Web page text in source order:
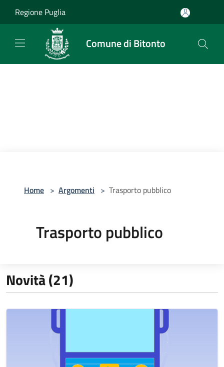
Regione Puglia
Comune di Bitonto
Home > Argomenti > Trasporto pubblico
Trasporto pubblico
Novità (21)